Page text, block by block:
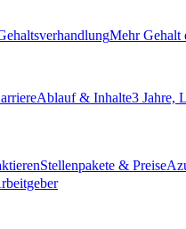
Mehr Gehalt
Ablauf & Inhalte3 Jahre,
Stellenpakete & Preise